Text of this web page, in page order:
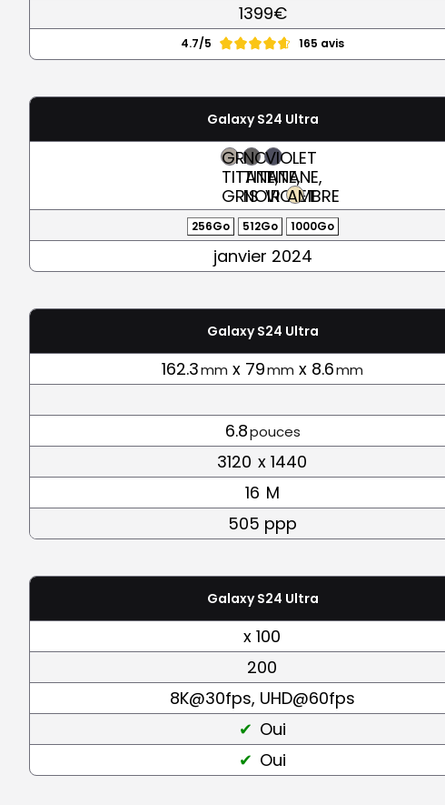
1399€
4.7/5 165 avis
Galaxy S24 Ultra
GRIS
TITANE,
GRIS
NOIR
TITANE,
NOIR
VIOLET
TITANE,
VIOLET
AMBRE
256Go 512Go 1000Go
janvier 2024
Galaxy S24 Ultra
162.3mm x 79mm x 8.6mm
6.8pouces
3120 x 1440
16 M
505 ppp
Galaxy S24 Ultra
x 100
200
8K@30fps, UHD@60fps
Oui
Oui